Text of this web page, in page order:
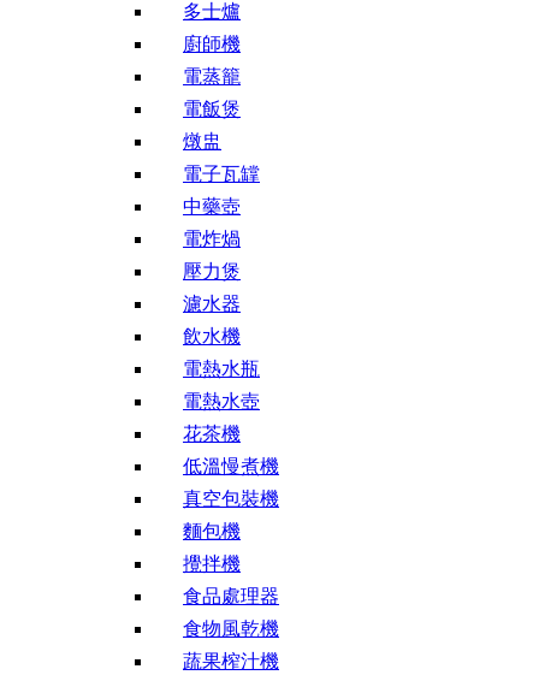
多士爐
廚師機
電蒸籠
電飯煲
燉盅
電子瓦罉
中藥壺
電炸煱
壓力煲
濾水器
飲水機
電熱水瓶
電熱水壺
花茶機
低溫慢煮機
真空包裝機
麵包機
攪拌機
食品處理器
食物風乾機
蔬果榨汁機